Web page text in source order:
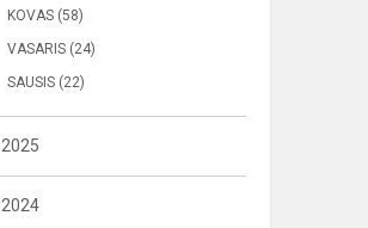
KOVAS (58)
VASARIS (24)
SAUSIS (22)
2025
2024